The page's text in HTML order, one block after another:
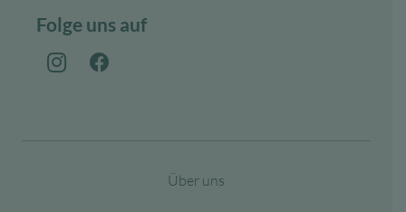
Folge uns auf
Über uns